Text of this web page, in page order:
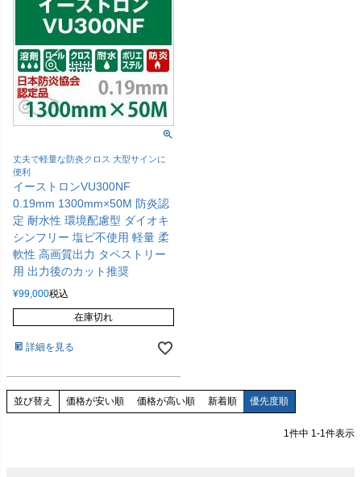
丈夫で軽量な防炎クロス 大型サインに
便利
イーストロンVU300NF
0.19mm 1300mm×50M 防炎認
定 耐水性 環境配慮型 ダイオキ
シンフリー 塩ビ不使用 軽量 柔
軟性 高画質出力 タペストリー
用 出力後のカット推奨
¥99,000税込
在庫切れ
詳細を見る
並び替え 価格が安い順 価格が高い順 新着順 優先度順
1件中 1-1件表示